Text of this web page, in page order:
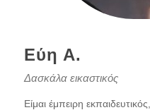
Εύη Α.
Δασκάλα εικαστικός
Είμαι έμπειρη